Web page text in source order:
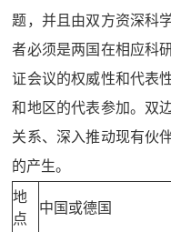
题，并且由双方资深科
者必须是两国在相应科
证会议的权威性和代表
和地区的代表参加。双
关系、深入推动现有伙
的产生。
地
点
中国或德国